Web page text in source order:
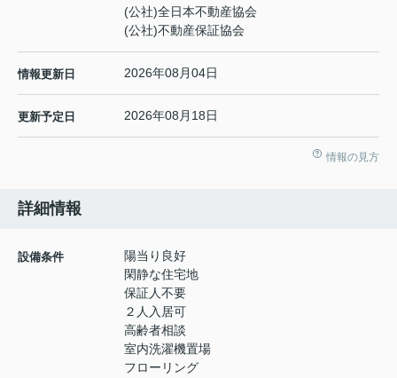
(公社)全日本不動産協会
(公社)不動産保証協会
情報更新日 2026年08月04日
更新予定日 2026年08月18日
情報の見方
詳細情報
設備条件
陽当り良好
閑静な住宅地
保証人不要
２人入居可
高齢者相談
室内洗濯機置場
フローリング